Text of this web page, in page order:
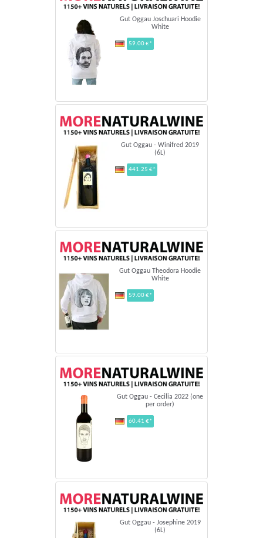
Gut Oggau Joschuari Hoodie
White
59.00 €*
Gut Oggau - Winifred 2019
(6L)
441.25 €*
Gut Oggau Theodora Hoodie
White
59.00 €*
Gut Oggau - Cecilia 2022 (one
per order)
60.41 €*
Gut Oggau - Josephine 2019
(6L)